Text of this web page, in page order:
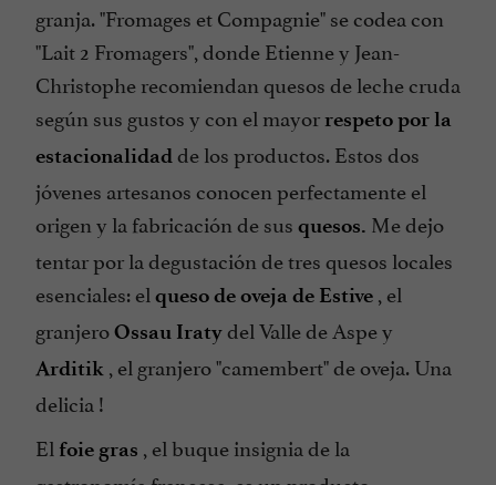
granja. "Fromages et Compagnie" se codea con
"Lait 2 Fromagers", donde Etienne y Jean-
Christophe recomiendan quesos de leche cruda
según sus gustos y con el mayor respeto por la
estacionalidadde los productos. Estos dos
jóvenes artesanos conocen perfectamente el
origen y la fabricación de sus quesos. Me dejo
tentar por la degustación de tres quesos locales
esenciales: el queso de oveja de Estive , el
granjeroOssau Iratydel Valle de Aspe y
Arditik , el granjero "camembert" de oveja. Una
delicia !
El foie gras , el buque insignia de la